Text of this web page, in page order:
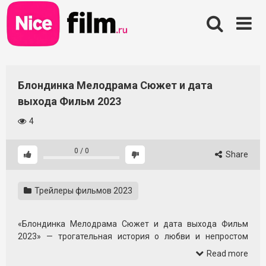
Skip
to
content
Блондинка Мелодрама Сюжет и дата
выхода Фильм 2023
4
0 / 0 Share
Трейлеры фильмов 2023
«Блондинка Мелодрама Сюжет и дата выхода Фильм
2023» — трогательная история о любви и непростом
выборе, созданная для тех, кто ценит эмоции и
Read more